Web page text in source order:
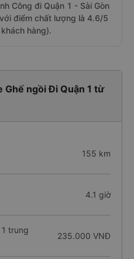
Công đi Quận 1 - Sài Gòn
điểm chất lượng là 4.6/5
hàng).
Ghế ngồi Đi Quận 1 từ
155 km
4.1 giờ
trung
235.000 VNĐ